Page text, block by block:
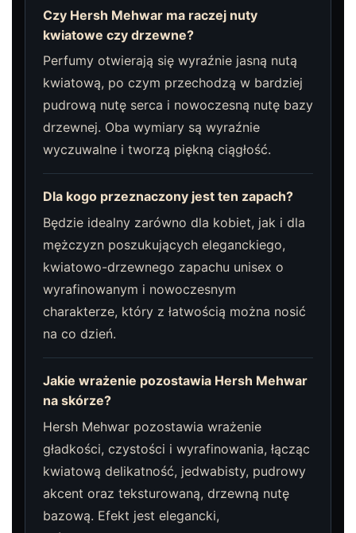
Czy Hersh Mehwar ma raczej nuty
kwiatowe czy drzewne?
Perfumy otwierają się wyraźnie jasną nutą
kwiatową, po czym przechodzą w bardziej
pudrową nutę serca i nowoczesną nutę bazy
drzewnej. Oba wymiary są wyraźnie
wyczuwalne i tworzą piękną ciągłość.
Dla kogo przeznaczony jest ten zapach?
Będzie idealny zarówno dla kobiet, jak i dla
mężczyzn poszukujących eleganckiego,
kwiatowo-drzewnego zapachu unisex o
wyrafinowanym i nowoczesnym
charakterze, który z łatwością można nosić
na co dzień.
Jakie wrażenie pozostawia Hersh Mehwar
na skórze?
Hersh Mehwar pozostawia wrażenie
gładkości, czystości i wyrafinowania, łącząc
kwiatową delikatność, jedwabisty, pudrowy
akcent oraz teksturowaną, drzewną nutę
bazową. Efekt jest elegancki,